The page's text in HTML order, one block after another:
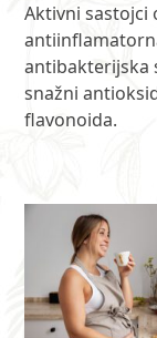
Aktivni sastojci
antibakterijska
snažni
flavonoida.